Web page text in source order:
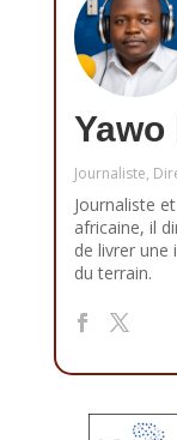
Yawo
Journaliste,
Journaliste
africaine, il
de livrer
du terrain.